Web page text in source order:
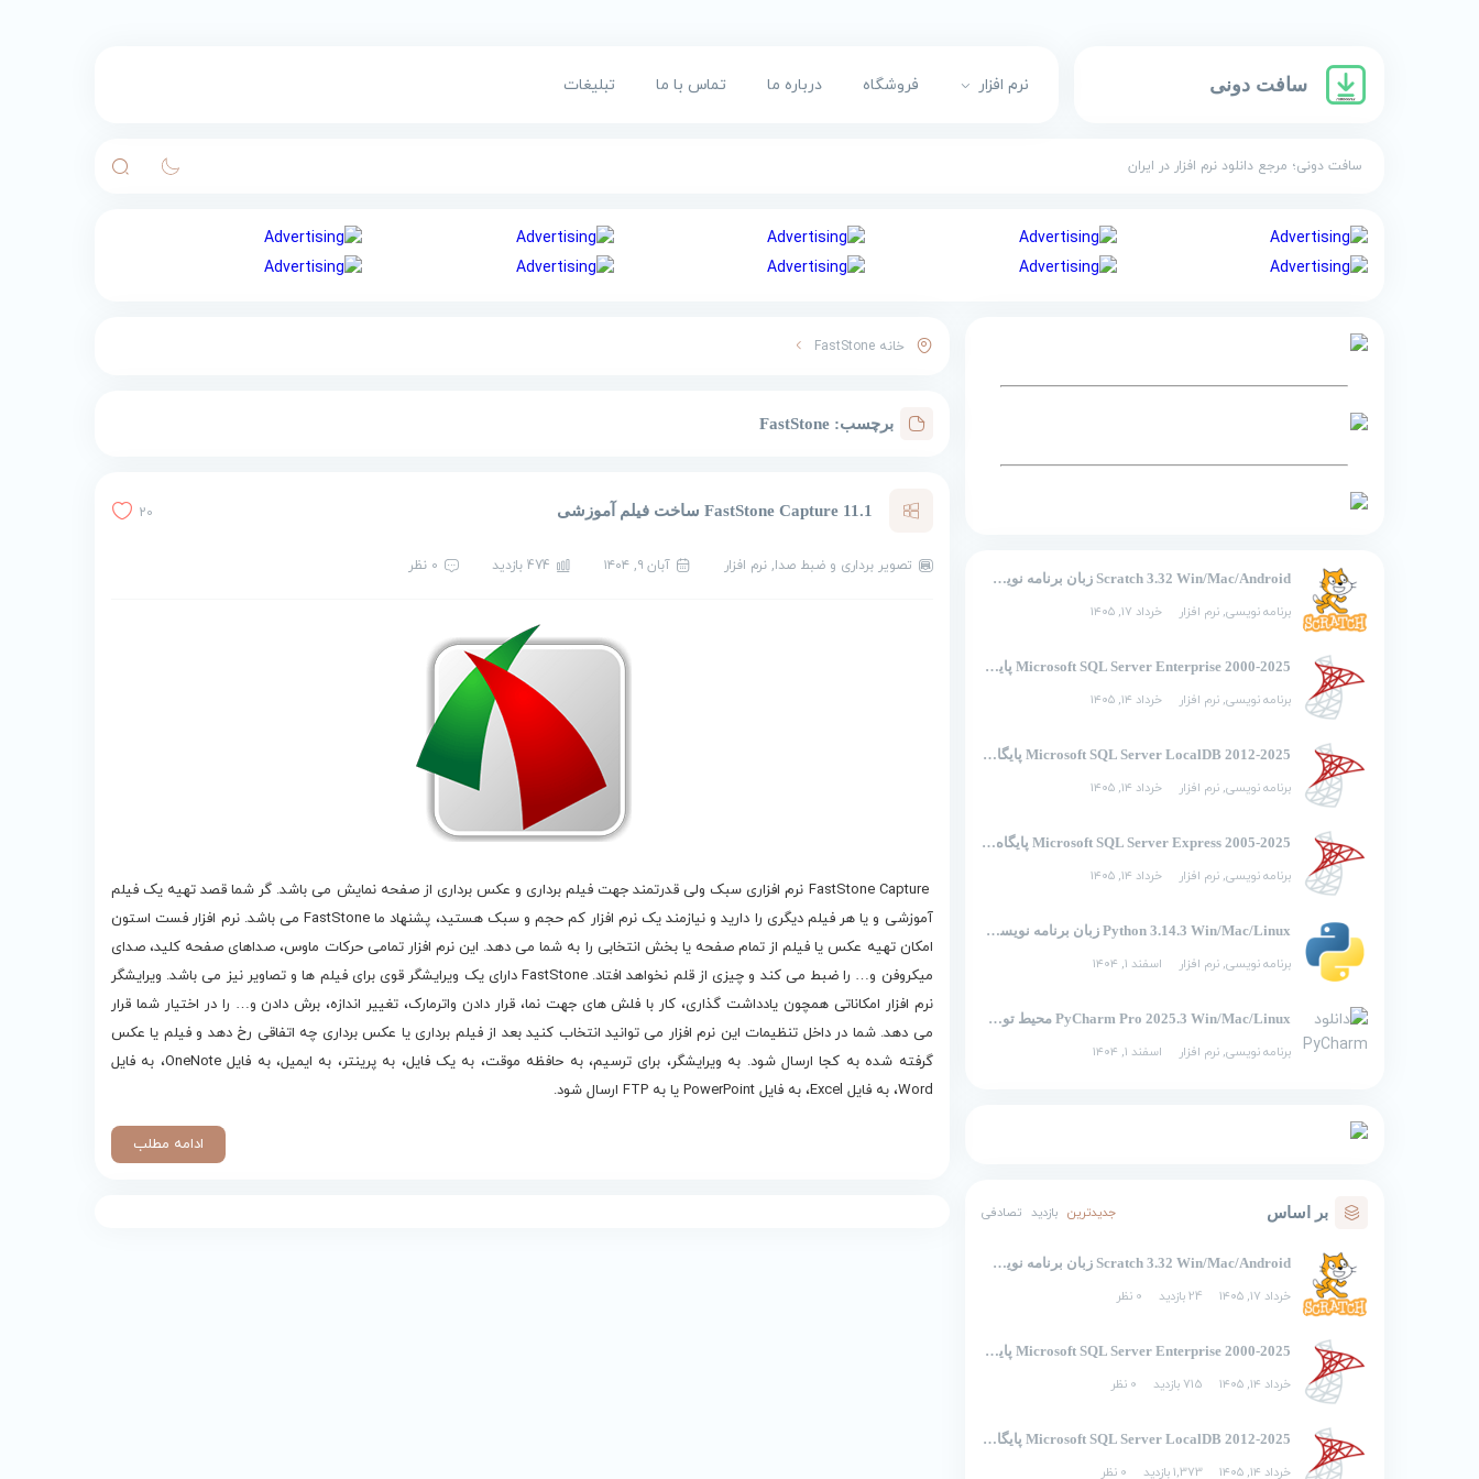
سافت دونی نرم افزار فروشگاه درباره ما تماس با ما تبلیغات
سافت دونی؛ مرجع دانلود نرم افزار در ایران
Scratch 3.32 Win/Mac/Android زبان برنامه نویسی تصویری اسکرچ
برنامه نویسی, نرم افزار خرداد ۱۷, ۱۴۰۵
2000-2025 Microsoft SQL Server Enterprise پایگاه داده
برنامه نویسی, نرم افزار خرداد ۱۴, ۱۴۰۵
2012-2025 Microsoft SQL Server LocalDB پایگاه داده
برنامه نویسی, نرم افزار خرداد ۱۴, ۱۴۰۵
2005-2025 Microsoft SQL Server Express پایگاه داده
برنامه نویسی, نرم افزار خرداد ۱۴, ۱۴۰۵
Python 3.14.3 Win/Mac/Linux زبان برنامه نویسی پایتون
برنامه نویسی, نرم افزار اسفند ۱, ۱۴۰۴
PyCharm Pro 2025.3 Win/Mac/Linux محیط توسعه یکپارچه برای پایتون
برنامه نویسی, نرم افزار اسفند ۱, ۱۴۰۴
بر اساس جدیدترین بازدید تصادفی
Scratch 3.32 Win/Mac/Android زبان برنامه نویسی تصویری اسکرچ
خرداد ۱۷, ۱۴۰۵ 24 بازدید 0 نظر
2000-2025 Microsoft SQL Server Enterprise پایگاه داده
خرداد ۱۴, ۱۴۰۵ 715 بازدید 0 نظر
2012-2025 Microsoft SQL Server LocalDB پایگاه داده
خرداد ۱۴, ۱۴۰۵ 1,373 بازدید 0 نظر
خانه FastStone
برچسب:FastStone
FastStone Capture 11.1 ساخت فیلم آموزشی 20
تصویر برداری و ضبط صدا,نرم افزار آبان ۹, ۱۴۰۴ 474 بازدید 0 نظر
FastStone Capture نرم افزاری سبک ولی قدرتمند جهت فیلم برداری و عکس برداری از صفحه نمایش می باشد. گر شما قصد تهیه یک فیلم
آموزشی و یا هر فیلم دیگری را دارید و نیازمند یک نرم افزار کم حجم و سبک هستید، پشنهاد ما FastStone می باشد. نرم افزار فست استون
امکان تهیه عکس یا فیلم از تمام صفحه یا بخش انتخابی را به شما می دهد. این نرم افزار تمامی حرکات ماوس، صداهای صفحه کلید، صدای
میکروفن و… را ضبط می کند و چیزی از قلم نخواهد افتاد. FastStone دارای یک ویرایشگر قوی برای فیلم ها و تصاویر نیز می باشد. ویرایشگر
نرم افزار امکاناتی همچون یادداشت گذاری، کار با فلش های جهت نما، قرار دادن واترمارک، تغییر اندازه، برش دادن و… را در اختیار شما قرار
می دهد. شما در داخل تنظیمات این نرم افزار می توانید انتخاب کنید بعد از فیلم برداری یا عکس برداری چه اتفاقی رخ دهد و فیلم یا عکس
گرفته شده به کجا ارسال شود. به ویرایشگر، برای ترسیم، به حافظه موقت، به یک فایل، به پرینتر، به ایمیل، به فایل OneNote، به فایل
Word، به فایل Excel، به فایل PowerPoint یا به FTP ارسال شود.
ادامه مطلب